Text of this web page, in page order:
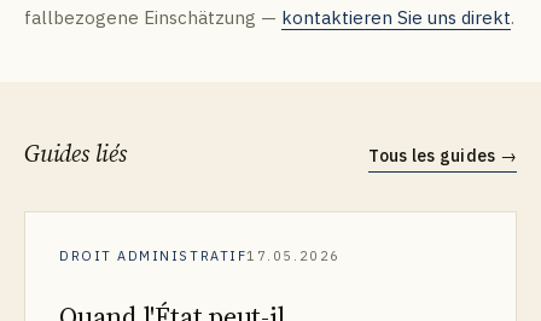
fallbezogene Einschätzung — kontaktieren Sie uns direkt.
Guides liés Tous les guides →
DROIT ADMINISTRATIF17.05.2026